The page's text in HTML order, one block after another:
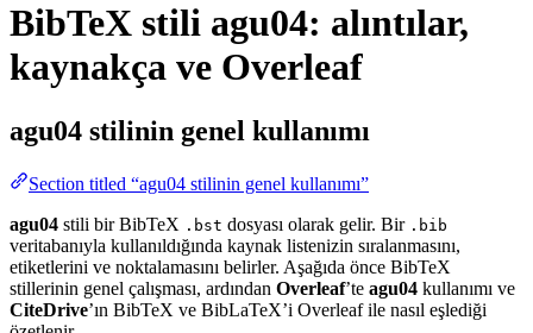
BibTeX stili agu04: alıntılar,
kaynakça ve Overleaf
agu04 stilinin genel kullanımı
Section titled “agu04 stilinin genel kullanımı”
agu04 stili bir BibTeX .bst dosyası olarak gelir. Bir .bib
veritabanıyla kullanıldığında kaynak listenizin sıralanmasını,
etiketlerini ve noktalamasını belirler. Aşağıda önce BibTeX
stillerinin genel çalışması, ardından Overleaf’te agu04 kullanımı ve
CiteDrive’ın BibTeX ve BibLaTeX’i Overleaf ile nasıl eşlediği